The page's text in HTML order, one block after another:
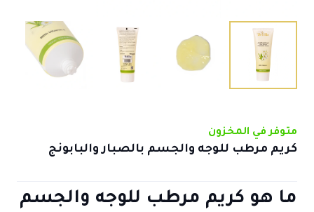
متوفر في المخزون
كريم مرطب للوجه والجسم بالصبار والبابونج
ما هو كريم مرطب للوجه والجسم